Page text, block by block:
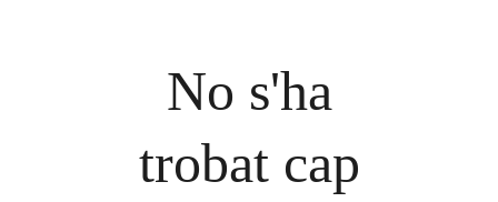
No s'ha
trobat cap